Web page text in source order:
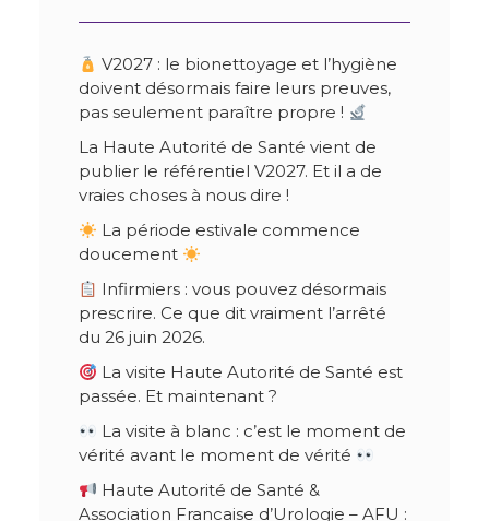
V2027 : le bionettoyage et l’hygiène
doivent désormais faire leurs preuves,
pas seulement paraître propre !
La Haute Autorité de Santé vient de
publier le référentiel V2027. Et il a de
vraies choses à nous dire !
La période estivale commence
doucement
Infirmiers : vous pouvez désormais
prescrire. Ce que dit vraiment l’arrêté
du 26 juin 2026.
La visite Haute Autorité de Santé est
passée. Et maintenant ?
La visite à blanc : c’est le moment de
vérité avant le moment de vérité
Haute Autorité de Santé &
Association Francaise d’Urologie – AFU :